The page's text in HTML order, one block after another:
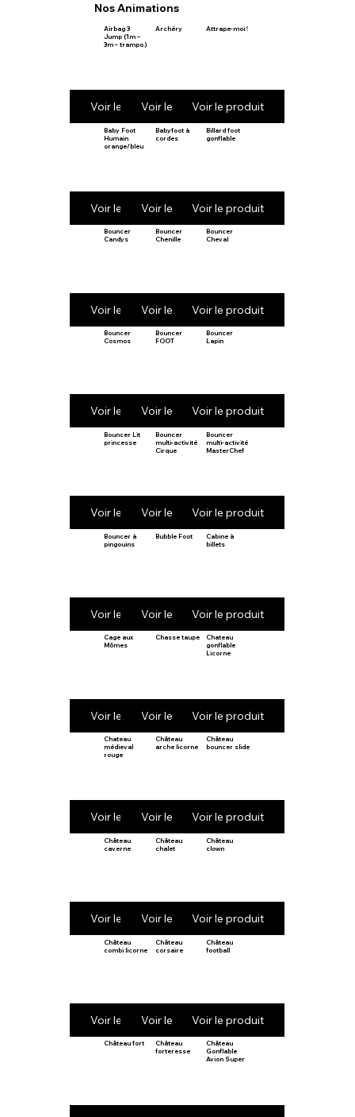
Nos Animations
Airbag 3
Jump (1m –
3m – trampo.)
Voir le produit
Archéry
Voir le produit
Attrape-moi !
Voir le produit
Baby Foot
Humain
orange/bleu
Voir le produit
Babyfoot à
cordes
Voir le produit
Billard foot
gonflable
Voir le produit
Bouncer
Candys
Voir le produit
Bouncer
Chenille
Voir le produit
Bouncer
Cheval
Voir le produit
Bouncer
Cosmos
Voir le produit
Bouncer
FOOT
Voir le produit
Bouncer
Lapin
Voir le produit
Bouncer Lit
princesse
Voir le produit
Bouncer
multi-activité
Cirque
Voir le produit
Bouncer
multi-activité
MasterChef
Voir le produit
Bouncer à
pingouins
Voir le produit
Bubble Foot
Voir le produit
Cabine à
billets
Voir le produit
Cage aux
Mômes
Voir le produit
Chasse taupe
Voir le produit
Chateau
gonflable
Licorne
Voir le produit
Chateau
médieval
rouge
Voir le produit
Château
arche licorne
Voir le produit
Château
bouncer slide
Voir le produit
Château
caverne
Voir le produit
Château
chalet
Voir le produit
Château
clown
Voir le produit
Château
combi licorne
Voir le produit
Château
corsaire
Voir le produit
Château
football
Voir le produit
Château fort
Château
forteresse
Château
Gonflable
Avion Super